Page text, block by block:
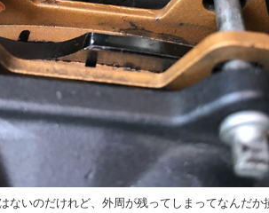
ないのだけれど、外周が残ってしまってなんだか